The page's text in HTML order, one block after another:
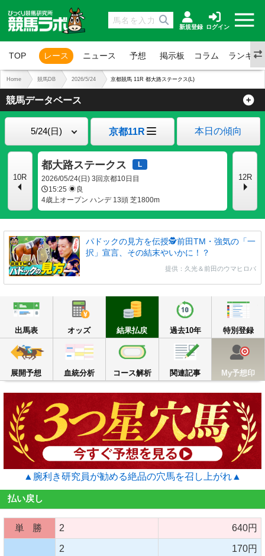
新規登録 ログイン
TOP レース ニュース 予想 掲示板 コラム ランキン
Home 競馬DB 2026/5/24 京都競馬 11R 都大路ステークス(L)
競馬データベース
京都11R 本日の傾向
10R
都大路ステークス
2026/05/24(日) 3回京都10日目
15:25
良
4歳上オープン ハンデ 13頭 芝1800m
12R
パドックの見方を伝授🕵前田TM・強気の「一
択」宣言、その結末やいかに！？
提供：久光＆前田のウマヒロバ
出馬表 オッズ
結果払戻
結果払戻
過去10年
過去10年
特別登録
展開予想
展開予想
血統分析
血統分析
コース解析
コース解析
関連記事
関連記事 My予想印
▲腕利き研究員が勧める絶品の穴馬を召し上がれ▲
払い戻し
単 勝 2 640円
2
170円